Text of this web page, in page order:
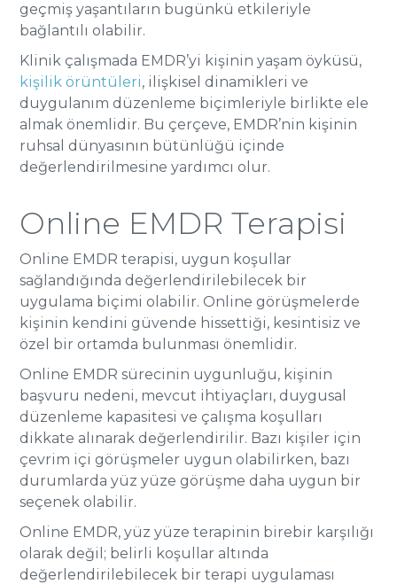
geçmiş yaşantıların bugünkü etkileriyle
bağlantılı olabilir.
Klinik çalışmada EMDR’yi kişinin yaşam öyküsü,
kişilik örüntüleri, ilişkisel dinamikleri ve
duygulanım düzenleme biçimleriyle birlikte ele
almak önemlidir. Bu çerçeve, EMDR’nin kişinin
ruhsal dünyasının bütünlüğü içinde
değerlendirilmesine yardımcı olur.
Online EMDR Terapisi
Online EMDR terapisi, uygun koşullar
sağlandığında değerlendirilebilecek bir
uygulama biçimi olabilir. Online görüşmelerde
kişinin kendini güvende hissettiği, kesintisiz ve
özel bir ortamda bulunması önemlidir.
Online EMDR sürecinin uygunluğu, kişinin
başvuru nedeni, mevcut ihtiyaçları, duygusal
düzenleme kapasitesi ve çalışma koşulları
dikkate alınarak değerlendirilir. Bazı kişiler için
çevrim içi görüşmeler uygun olabilirken, bazı
durumlarda yüz yüze görüşme daha uygun bir
seçenek olabilir.
Online EMDR, yüz yüze terapinin birebir karşılığı
olarak değil; belirli koşullar altında
değerlendirilebilecek bir terapi uygulaması